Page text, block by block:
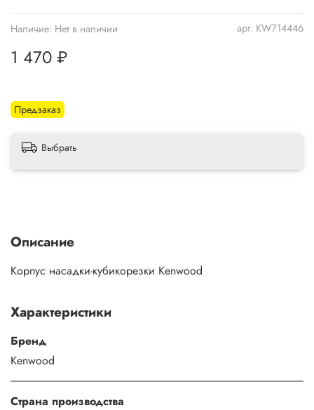
арт. KW714446
Наличие: Нет в наличии
Предзаказ
1 470 ₽
Выбрать
Описание
Корпус насадки-кубикорезки Kenwood
Характеристики
Бренд
Kenwood
Страна производства